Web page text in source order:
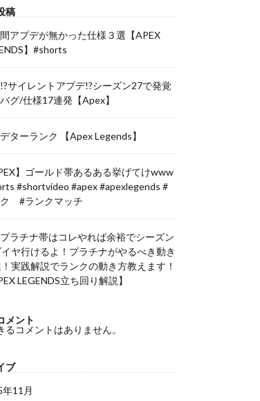
稿
アプデが無かった仕様３選【APEX
】#shorts
サイレントアプデ!?シーズン27で発覚
グ/仕様17連発【Apex】
ターランク 【Apex Legends】
】ゴールド帯あるある挙げてけwww
#shortvideo #apex #apexlegends #
#ランクマッチ
ラチナ帯はコレやれば余裕でシーズン
ヤ行けるよ！プラチナがやるべき動き
実践解説でランクの動き方教えます！
LEGENDS立ち回り解説】
メント
るコメントはありません。
ブ
11月